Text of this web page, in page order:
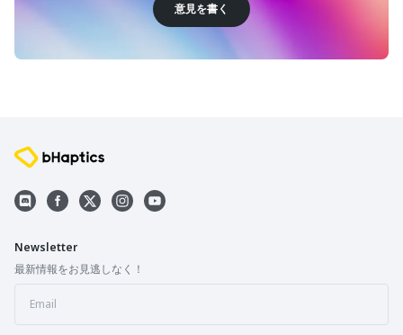
意見を書く
Newsletter
最新情報をお見逃しなく！